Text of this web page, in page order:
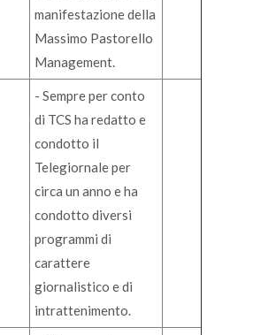
manifestazione della
Massimo Pastorello
Management.
- Sempre per conto
di TCS ha redatto e
condotto il
Telegiornale per
circa un anno e ha
condotto diversi
programmi di
carattere
giornalistico e di
intrattenimento.